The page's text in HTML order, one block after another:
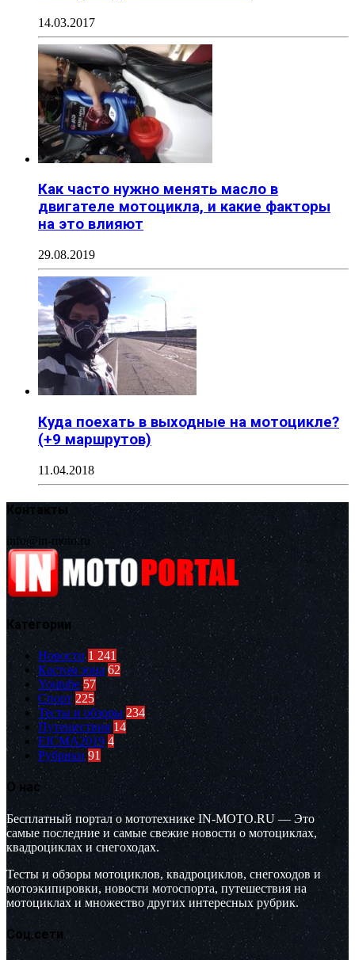
14.03.2017
Как часто нужно менять масло в
двигателе мотоцикла, и какие факторы
на это влияют
29.08.2019
Куда поехать в выходные на мотоцикле?
(+9 маршрутов)
11.04.2018
Контакты
info@in-moto.ru
Категории
Новости 1 241
Кастом зона 62
Youtube 57
Спорт 225
Тесты и обзоры 234
Путешествия 14
EICMA2019 4
Рубрики 91
О нас
Бесплатный портал о мототехнике IN-MOTO.RU — Это
самые последние и самые свежие новости о мотоциклах,
квадроциклах и снегоходах.
Тесты и обзоры мотоциклов, квадроциклов, снегоходов и
мотоэкипировки, новости мотоспорта, путешествия на
мотоциклах и множество других интересных рубрик.
Соц.сети